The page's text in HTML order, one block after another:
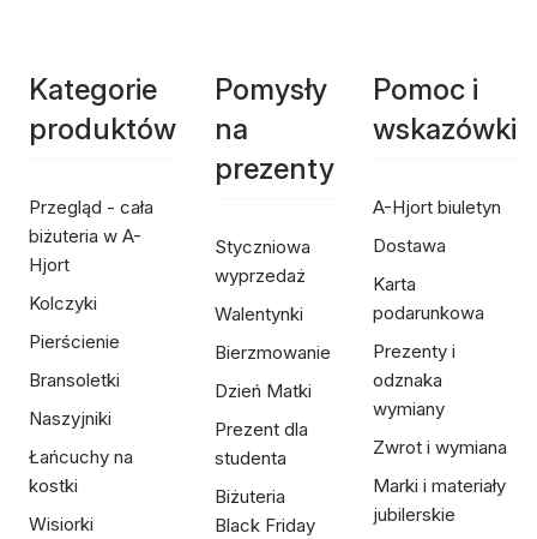
Kategorie
produktów
Przegląd - cała
biżuteria w A-
Hjort
Kolczyki
Pierścienie
Bransoletki
Naszyjniki
Łańcuchy na
kostki
Wisiorki
Pomysły
na
prezenty
Styczniowa
wyprzedaż
Walentynki
Bierzmowanie
Dzień Matki
Prezent dla
studenta
Biżuteria
Black Friday
Pomoc i
wskazówki
A-Hjort biuletyn
Dostawa
Karta
podarunkowa
Prezenty i
odznaka
wymiany
Zwrot i wymiana
Marki i materiały
jubilerskie